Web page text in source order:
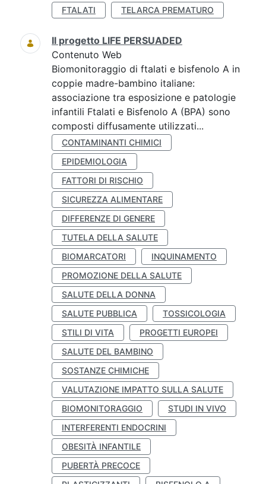
FTALATI
TELARCA PREMATURO
Il progetto LIFE PERSUADED
Contenuto Web
Biomonitoraggio di ftalati e bisfenolo A in
coppie madre-bambino italiane:
associazione tra esposizione e patologie
infantili Ftalati e Bisfenolo A (BPA) sono
composti diffusamente utilizzati...
CONTAMINANTI CHIMICI
EPIDEMIOLOGIA
FATTORI DI RISCHIO
SICUREZZA ALIMENTARE
DIFFERENZE DI GENERE
TUTELA DELLA SALUTE
BIOMARCATORI
INQUINAMENTO
PROMOZIONE DELLA SALUTE
SALUTE DELLA DONNA
SALUTE PUBBLICA
TOSSICOLOGIA
STILI DI VITA
PROGETTI EUROPEI
SALUTE DEL BAMBINO
SOSTANZE CHIMICHE
VALUTAZIONE IMPATTO SULLA SALUTE
BIOMONITORAGGIO
STUDI IN VIVO
INTERFERENTI ENDOCRINI
OBESITÀ INFANTILE
PUBERTÀ PRECOCE